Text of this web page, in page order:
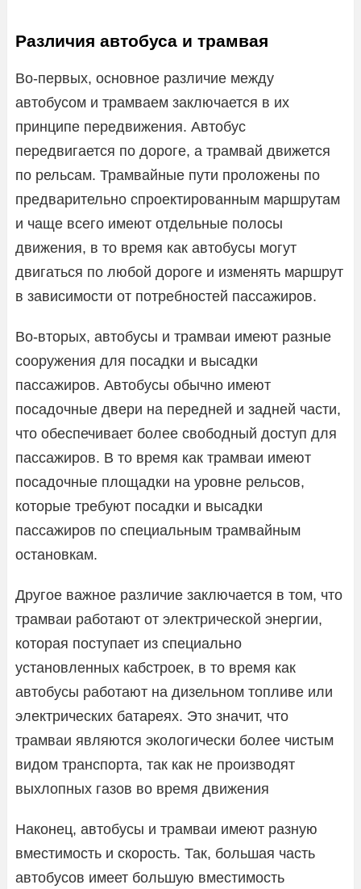
Различия автобуса и трамвая
Во-первых, основное различие между
автобусом и трамваем заключается в их
принципе передвижения. Автобус
передвигается по дороге, а трамвай движется
по рельсам. Трамвайные пути проложены по
предварительно спроектированным маршрутам
и чаще всего имеют отдельные полосы
движения, в то время как автобусы могут
двигаться по любой дороге и изменять маршрут
в зависимости от потребностей пассажиров.
Во-вторых, автобусы и трамваи имеют разные
сооружения для посадки и высадки
пассажиров. Автобусы обычно имеют
посадочные двери на передней и задней части,
что обеспечивает более свободный доступ для
пассажиров. В то время как трамваи имеют
посадочные площадки на уровне рельсов,
которые требуют посадки и высадки
пассажиров по специальным трамвайным
остановкам.
Другое важное различие заключается в том, что
трамваи работают от электрической энергии,
которая поступает из специально
установленных кабстроек, в то время как
автобусы работают на дизельном топливе или
электрических батареях. Это значит, что
трамваи являются экологически более чистым
видом транспорта, так как не производят
выхлопных газов во время движения
Наконец, автобусы и трамваи имеют разную
вместимость и скорость. Так, большая часть
автобусов имеет большую вместимость